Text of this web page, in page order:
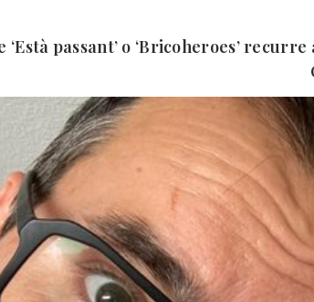
‘Està passant’ o ‘Bricoheroes’